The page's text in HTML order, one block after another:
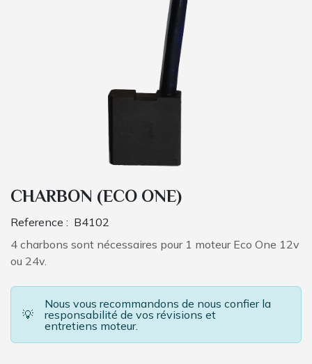
CHARBON (ECO ONE)
Reference : B4102
4 charbons sont nécessaires pour 1 moteur Eco One 12v
ou 24v.
💡
Nous vous recommandons de nous confier la
responsabilité de vos révisions et
entretiens moteur.